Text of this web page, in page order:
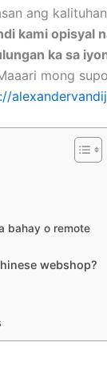
ang
kami opisyal
ka sa
mong
bahay o remote
webshop?